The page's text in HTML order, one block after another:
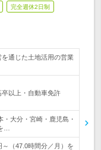
完全週休2日制
通じた土地活用の営業
以上・自動車免許
・大分・宮崎・鹿児島・
…
（47.0時間分／月）を